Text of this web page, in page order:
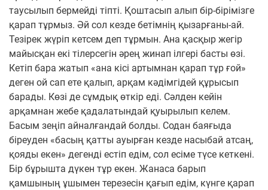
таусылып бермейді тіпті. Қоштасып алып бір-бірімізге
қарап тұрмыз. Әй сол кезде бетімнің қызарғаны-ай.
Тезірек жүріп кетсем деп тұрмын. Ана қасқыр жегір
майысқан екі тілерсегін әрең жинап ілгері басты өзі.
Кетіп бара жатып «ана кісі артымнан қарап тұр ғой»
деген ой сап ете қалып, арқам кәдімгідей құрысып
барады. Көзі де сұмдық өткір еді. Сәлден кейін
арқамнан жебе қадалатындай қуырылып келем.
Басым зеңіп айналғандай болды. Содан баяғыда
біреуден «басың қатты ауырған кезде насыбай атсаң,
қояды екен» дегенді естіп едім, сол есіме түсе кеткені.
Бір бұрышта дүкен тұр екен. Жанаса барып
қамшының ұшымен терезесін қағып едім, күнге қарап